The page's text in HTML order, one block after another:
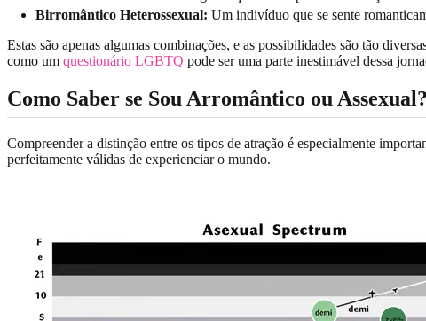
Birromântico Heterossexual: Um indivíduo que se sente
Estas são apenas algumas combinações, e as possibilidades são tão
como um questionário LGBTQ pode ser uma parte inestimável dessa
Como Saber se Sou Arromântico ou Assexual?
Compreender a distinção entre os tipos de atração é especialmente
perfeitamente válidas de experienciar o mundo.